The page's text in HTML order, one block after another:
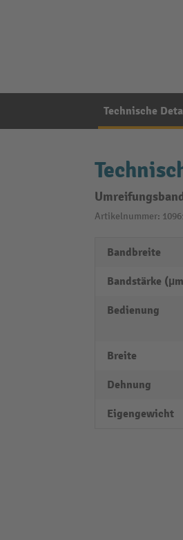
Technische
Artikelnummer:
Bandbreite
Bandstärke
Bedienung
Breite
Dehnung
Eigengewicht